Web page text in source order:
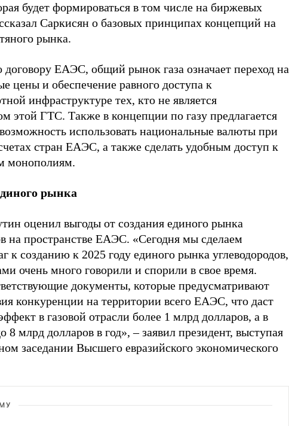
будет формироваться в том числе на биржевых
Саркисян о базовых принципах концепций на
рынка.
договору ЕАЭС, общий рынок газа означает переход на
цены и обеспечение равного доступа к
инфраструктуре тех, кто не является
этой ГТС. Также в концепции по газу предлагается
использовать национальные валюты при
стран ЕАЭС, а также сделать удобным доступ к
монополиям.
рынка
оценил выгоды от создания единого рынка
на пространстве ЕАЭС. «Сегодня мы сделаем
к созданию к 2025 году единого рынка углеводородов,
очень много говорили и спорили в свое время.
документы, которые предусматривают
конкуренции на территории всего ЕАЭС, что даст
в газовой отрасли более 1 млрд долларов, а в
8 млрд долларов в год», – заявил президент, выступая
заседании Высшего евразийского экономического